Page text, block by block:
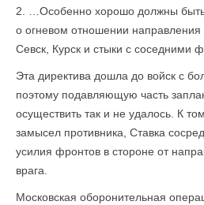
2. …Особенно хорошо должны
о огневом отно­шении направления
Севск, Курск и стыки с соседними
Эта директива дошла до войск с
поэтому подавляющую часть
осуществить так и не удалось. К
замысел противника, Ставка
усилия фронтов в стороне от
врага.
Московская оборонительная